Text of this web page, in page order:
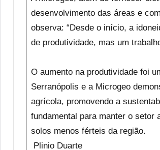
desenvolvimento das áreas e
observa: “Desde o início, a
de produtividade, mas um
O aumento na produtividade foi
Serranópolis e a Microgeo
agrícola, promovendo a
fundamental para manter o
solos menos férteis da região.
Plinio Duarte